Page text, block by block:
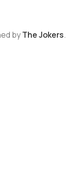
byThe Jokers.